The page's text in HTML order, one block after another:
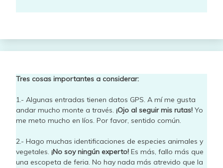
Tres cosas importantes a considerar:
1.- Algunas entradas tienen datos GPS. A mí me gusta
andar mucho monte a través. ¡Ojo al seguir mis rutas! Yo
me meto mucho en líos. Por favor, sentido común.
2.- Hago muchas identificaciones de especies animales y
vegetales. ¡No soy ningún experto! Es más, fallo más que
una escopeta de feria. No hay nada más atrevido que la